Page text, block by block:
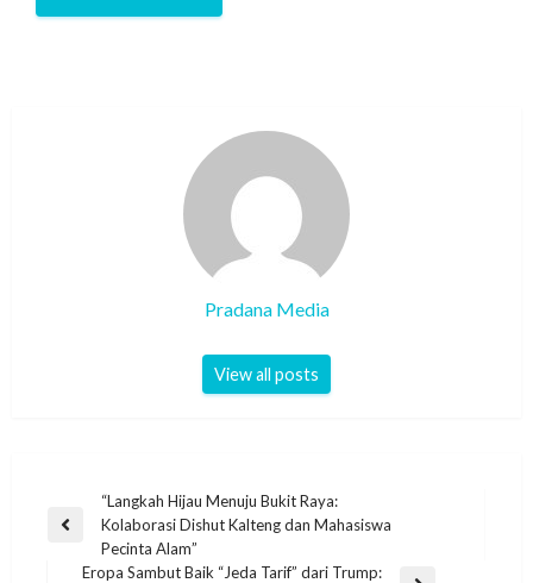
Pradana Media
View all posts
“Langkah Hijau Menuju Bukit Raya:
Kolaborasi Dishut Kalteng dan Mahasiswa
Pecinta Alam”
Eropa Sambut Baik “Jeda Tarif” dari Trump: